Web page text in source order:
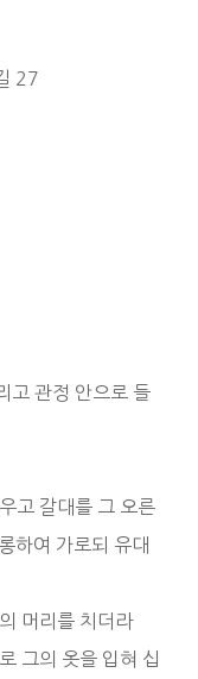
27
고 관정 안으로 들
고 갈대를 그 오른
하여 가로되 유대
머리를 치더라
그의 옷을 입혀 십